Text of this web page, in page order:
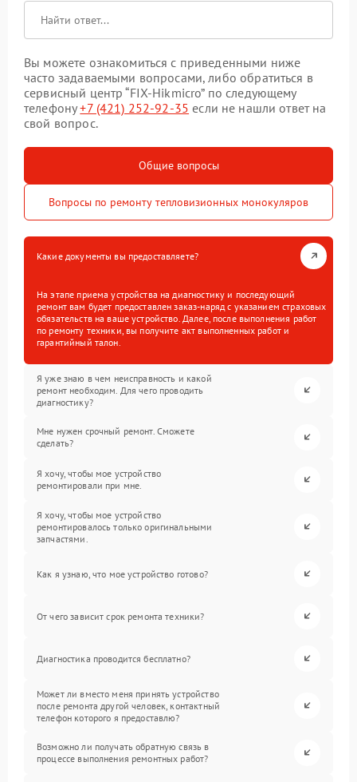
Вы можете ознакомиться с приведенными ниже
часто задаваемыми вопросами, либо обратиться в
сервисный центр “FIX-Hikmicro” по следующему
телефону+7 (421) 252-92-35 если не нашли ответ на
свой вопрос.
Общие вопросы
Вопросы по ремонту тепловизионных монокуляров
Какие документы вы предоставляете?
На этапе приема устройства на диагностику и последующий
ремонт вам будет предоставлен заказ-наряд с указанием страховых
обязательств на ваше устройство. Далее, после выполнения работ
по ремонту техники, вы получите акт выполненных работ и
гарантийный талон.
Я уже знаю в чем неисправность и какой
ремонт необходим. Для чего проводить
диагностику?
Мне нужен срочный ремонт. Сможете
сделать?
Я хочу, чтобы мое устройство
ремонтировали при мне.
Я хочу, чтобы мое устройство
ремонтировалось только оригинальными
запчастями.
Как я узнаю, что мое устройство готово?
От чего зависит срок ремонта техники?
Диагностика проводится бесплатно?
Может ли вместо меня принять устройство
после ремонта другой человек, контактный
телефон которого я предоставлю?
Возможно ли получать обратную связь в
процессе выполнения ремонтных работ?